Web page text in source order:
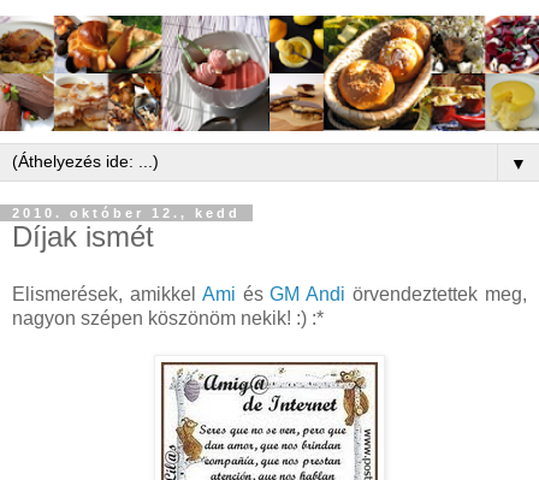
▼
2010. október 12., kedd
Díjak ismét
Elismerések, amikkel Ami ésGM Andi örvendeztettek meg,
nagyon szépen köszönöm nekik! :) :*